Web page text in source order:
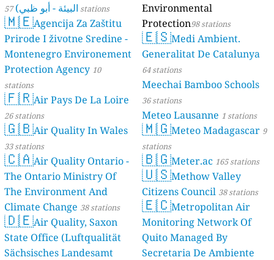
البيئة - أبو ظبي) 57 stations
🇲🇪Agencija Za Zaštitu
Prirode I životne Sredine -
Montenegro Environement
Protection Agency 10
stations
🇫🇷Air Pays De La Loire
26 stations
🇬🇧Air Quality In Wales
33 stations
🇨🇦Air Quality Ontario -
The Ontario Ministry Of
The Environment And
Climate Change 38 stations
🇩🇪Air Quality, Saxon
State Office (Luftqualität
Sächsisches Landesamt
Environmental
Protection98 stations
🇪🇸Medi Ambient.
Generalitat De Catalunya
64 stations
Meechai Bamboo Schools
36 stations
Meteo Lausanne 1 stations
🇲🇬Meteo Madagascar 9
stations
🇧🇬Meter.ac 165 stations
🇺🇸Methow Valley
Citizens Council 38 stations
🇪🇨Metropolitan Air
Monitoring Network Of
Quito Managed By
Secretaria De Ambiente